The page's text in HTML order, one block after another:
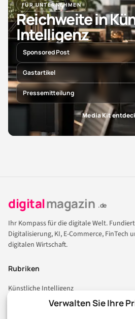
Verwalten Sie Ihre
FÜR UNTERNEHMEN
Reichweite in
Intelligenz
Sponsored Post
Gastartikel
Pressemitteilung
Media Kit
digitalmagazin .de
Ihr Kompass für die digitale Welt.
Digitalisierung, KI, E-Commerce, FinTech
digitalen Wirtschaft.
Rubriken
Künstliche Intelligenz
Technologie & IT